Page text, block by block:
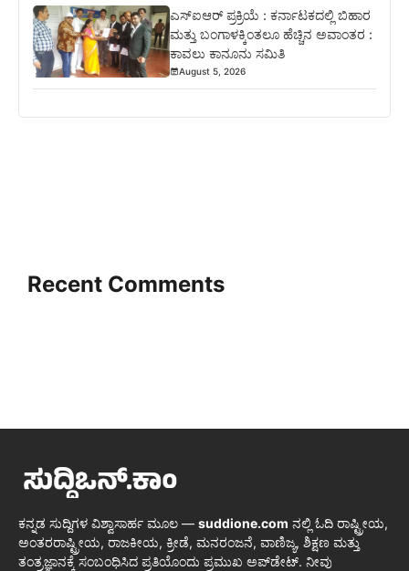
ಎಸ್‍ಐಆರ್ ಪ್ರಕ್ರಿಯೆ : ಕರ್ನಾಟಕದಲ್ಲಿ ಬಿಹಾರ
ಮತ್ತು ಬಂಗಾಳಕ್ಕಿಂತಲೂ ಹೆಚ್ಚಿನ ಅವಾಂತರ :
ಕಾವಲು ಕಾನೂನು ಸಮಿತಿ
August 5, 2026
Recent Comments
ಕನ್ನಡ ಸುದ್ದಿಗಳ ವಿಶ್ವಾಸಾರ್ಹ ಮೂಲ — suddione.com ನಲ್ಲಿ ಓದಿ ರಾಷ್ಟ್ರೀಯ,
ಅಂತರರಾಷ್ಟ್ರೀಯ, ರಾಜಕೀಯ, ಕ್ರೀಡೆ, ಮನರಂಜನೆ, ವಾಣಿಜ್ಯ, ಶಿಕ್ಷಣ ಮತ್ತು
ತಂತ್ರಜ್ಞಾನಕ್ಕೆ ಸಂಬಂಧಿಸಿದ ಪ್ರತಿಯೊಂದು ಪ್ರಮುಖ ಅಪ್‌ಡೇಟ್. ನೀವು